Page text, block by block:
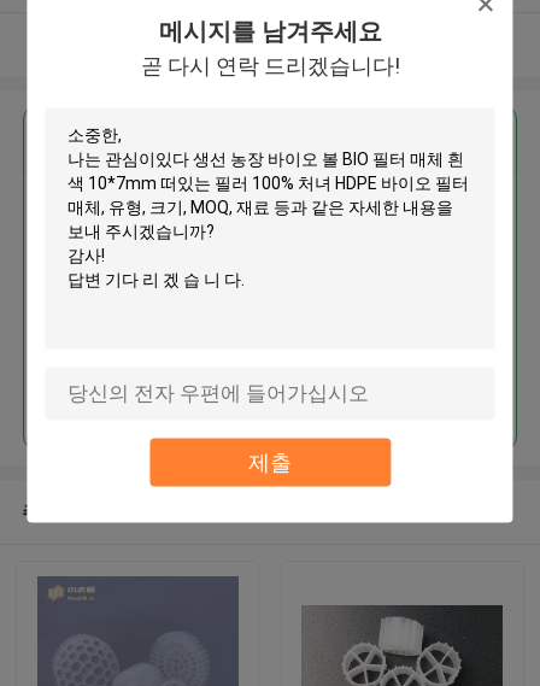
메시지를 남겨주세요
곧 다시 연락 드리겠습니다!
제출
더 많은 것을 전망하십시오
생선 농장 바이오 볼 BIO 필터 매
체 흰색 10*7mm 떠있는 필러
체
계속하다
추천된 제품